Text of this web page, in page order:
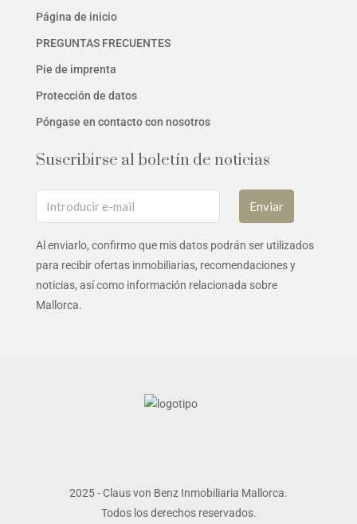
Página de inicio
PREGUNTAS FRECUENTES
Pie de imprenta
Protección de datos
Póngase en contacto con nosotros
Suscribirse al boletín de noticias
Enviar
Al enviarlo, confirmo que mis datos podrán ser utilizados
para recibir ofertas inmobiliarias, recomendaciones y
noticias, así como información relacionada sobre
Mallorca.
2025 - Claus von Benz Inmobiliaria Mallorca.
Todos los derechos reservados.